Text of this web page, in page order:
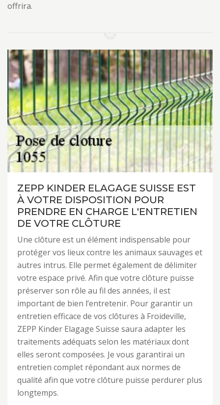
offrira.
ZEPP KINDER ELAGAGE SUISSE EST
À VOTRE DISPOSITION POUR
PRENDRE EN CHARGE L'ENTRETIEN
DE VOTRE CLÔTURE
Une clôture est un élément indispensable pour
protéger vos lieux contre les animaux sauvages et
autres intrus. Elle permet également de délimiter
votre espace privé. Afin que votre clôture puisse
préserver son rôle au fil des années, il est
important de bien l’entretenir. Pour garantir un
entretien efficace de vos clôtures à Froideville,
ZEPP Kinder Elagage Suisse saura adapter les
traitements adéquats selon les matériaux dont
elles seront composées. Je vous garantirai un
entretien complet répondant aux normes de
qualité afin que votre clôture puisse perdurer plus
longtemps.